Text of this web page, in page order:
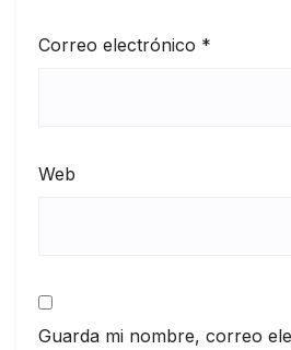
Correo electrónico *
Web
Guarda mi nombre, correo